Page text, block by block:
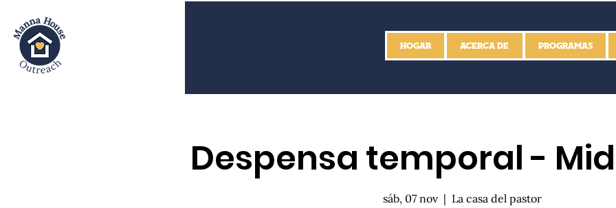
HOGAR ACERCA DE PROGRAMAS
Despensa temporal -
sáb, 07 nov
  |
La casa del pastor